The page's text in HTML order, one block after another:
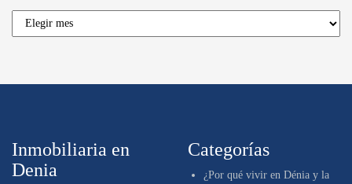
Inmobiliaria en
Denia
Categorías
¿Por qué vivir en Dénia y la